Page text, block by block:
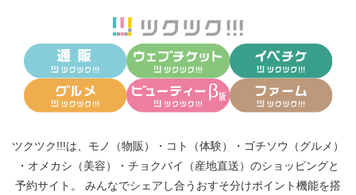
ツクツク!!!は、 モノ（物販） ・ コト（体験） ・ ゴチソウ（グルメ）
・ オメカシ（美容） ・ チョクバイ（産地直送） のショッピングと
予約サイト。
みんなでシェアし合う おすそ分けポイント機能を搭